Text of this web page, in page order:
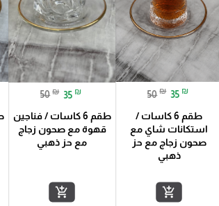
50 ₪ 35 ₪
طقم 6 كاسات /
استكانات شاي مع
صحون زجاج مع حز
ذهبي
add_shopping_cart
50 ₪ 35 ₪
طقم 6 كاسات / فناجين
قهوة مع صحون زجاج
مع حز ذهبي
add_shopping_cart